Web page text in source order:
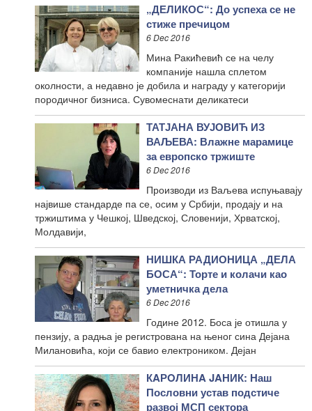
„ДЕЛИКОС“: До успеха се не
стиже пречицом
6 Dec 2016
Мина Ракићевић се на челу
компаније нашла сплетом
околности, а недавно је добила и награду у категорији
породичног бизниса. Сувомеснати деликатеси
ТАТЈАНА ВУЈОВИЋ ИЗ
ВАЉЕВА: Влажне марамице
за европско тржиште
6 Dec 2016
Производи из Ваљева испуњавају
највише стандарде па се, осим у Србији, продају и на
тржиштима у Чешкој, Шведској, Словенији, Хрватској,
Молдавији,
НИШКА РАДИОНИЦА „ДЕЛА
БОСА“: Торте и колачи као
уметничка дела
6 Dec 2016
Године 2012. Боса је отишла у
пензију, а радња је регистрована на њеног сина Дејана
Милановића, који се бавио електроником. Дејан
КAРOЛИНA JAНИК: Наш
Пословни устав подстиче
развој МСП сектора